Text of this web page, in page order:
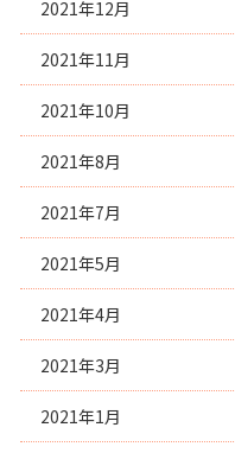
2021年12月
2021年11月
2021年10月
2021年8月
2021年7月
2021年5月
2021年4月
2021年3月
2021年1月